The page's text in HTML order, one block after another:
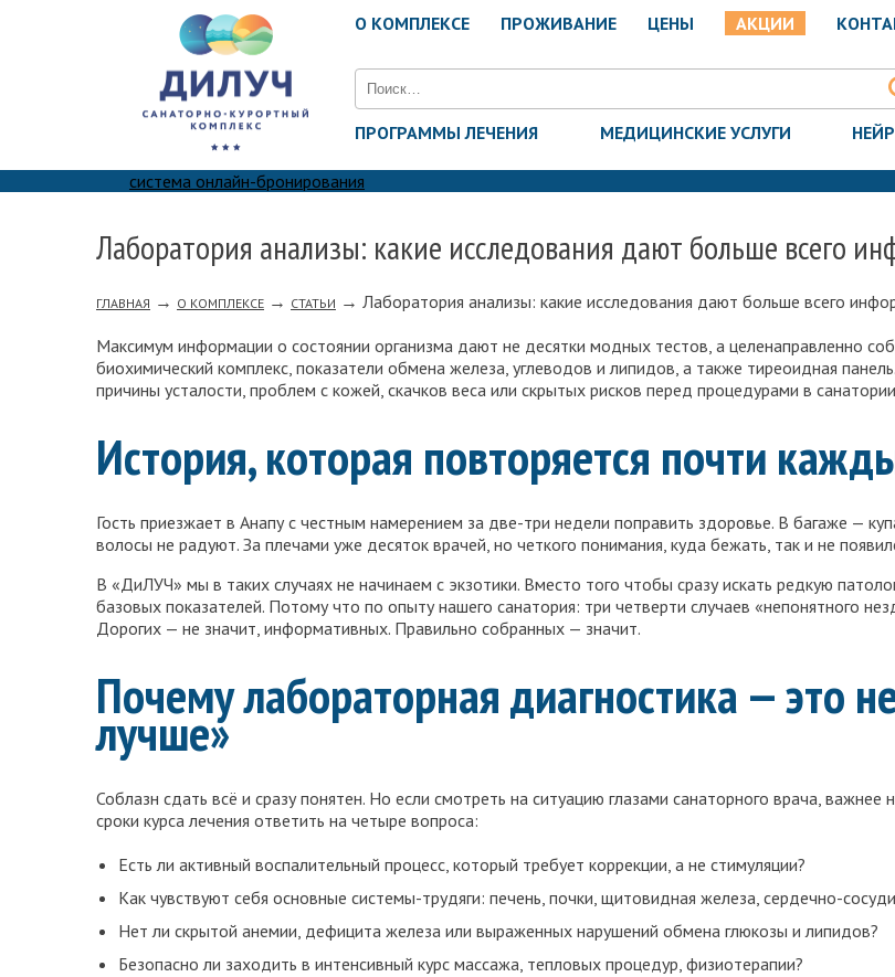
О КОМПЛЕКСЕ ПРОЖИВАНИЕ ЦЕНЫ АКЦИИ
Найти:
ПРОГРАММЫ ЛЕЧЕНИЯ МЕДИЦИНСКИЕ УСЛУГИ
система онлайн-бронирования
Лаборатория анализы: какие исследования дают больше всего
ГЛАВНАЯ → О КОМПЛЕКСЕ → СТАТЬИ → Лаборатория анализы: какие исследования дают больше всего
Максимум информации о состоянии организма дают не десятки модных тестов, а целенаправленно
биохимический комплекс, показатели обмена железа, углеводов и липидов, а также тиреоидная
причины усталости, проблем с кожей, скачков веса или скрытых рисков перед процедурами в
История, которая повторяется почти
Гость приезжает в Анапу с честным намерением за две-три недели поправить здоровье. В багаже —
волосы не радуют. За плечами уже десяток врачей, но четкого понимания, куда бежать, так и не
В «ДиЛУЧ» мы в таких случаях не начинаем с экзотики. Вместо того чтобы сразу искать редкую
базовых показателей. Потому что по опыту нашего санатория: три четверти случаев «непонятного
Дорогих — не значит, информативных. Правильно собранных — значит.
Почему лабораторная диагностика — это
лучше»
Соблазн сдать всё и сразу понятен. Но если смотреть на ситуацию глазами санаторного врача,
сроки курса лечения ответить на четыре вопроса:
Есть ли активный воспалительный процесс, который требует коррекции, а не стимуляции?
Как чувствуют себя основные системы-трудяги: печень, почки, щитовидная железа, сердечно-
Нет ли скрытой анемии, дефицита железа или выраженных нарушений обмена глюкозы и липидов?
Безопасно ли заходить в интенсивный курс массажа, тепловых процедур, физиотерапии?